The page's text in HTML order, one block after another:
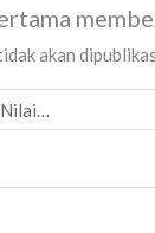
akan